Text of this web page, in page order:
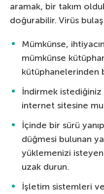
aramak, bir takım
doğurabilir. Virüs
Mümkünse,
mümkünse
kütüphanelerinden
İndirmek istediğiniz
internet sitesine
İçinde bir sürü
düğmesi bulunan
yüklemenizi
uzak durun.
İşletim sistemleri